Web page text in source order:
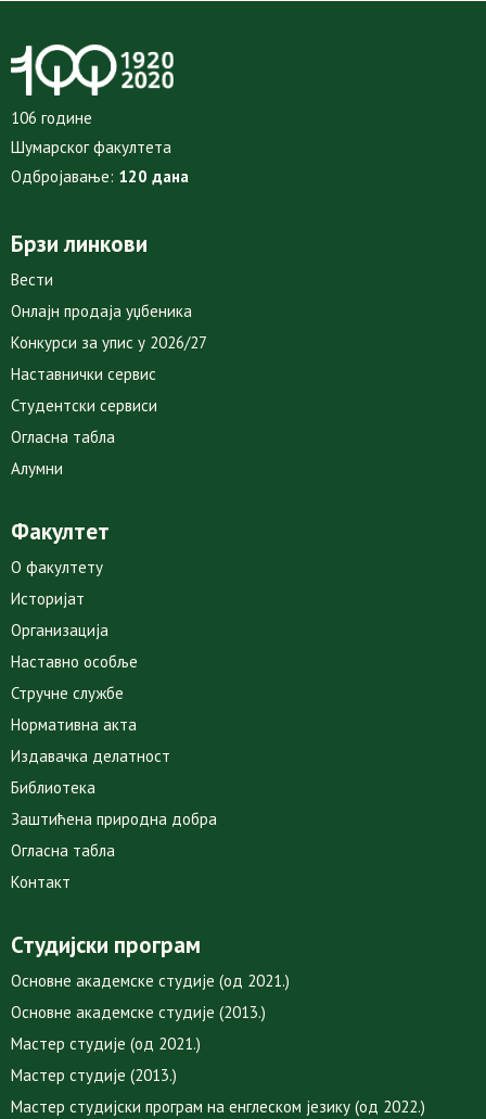
106 године
Шумарског факултета
Одбројавање: 120 дана
Брзи линкови
Вести
Онлајн продаја уџбеника
Конкурси за упис у 2026/27
Наставнички сервис
Студентски сервиси
Огласна табла
Алумни
Факултет
О факултету
Историјат
Организација
Наставно особље
Стручне службе
Нормативна акта
Издавачка делатност
Библиотека
Заштићена природна добра
Огласна табла
Контакт
Студијски програм
Основне академске студије (од 2021.)
Основне академске студије (2013.)
Мастер студије (од 2021.)
Мастер студије (2013.)
Мастер студијски програм на енглеском језику (од 2022.)